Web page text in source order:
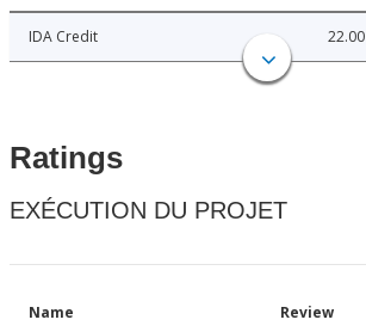
IDA Credit 22.00
Ratings
EXÉCUTION DU PROJET
Name Review